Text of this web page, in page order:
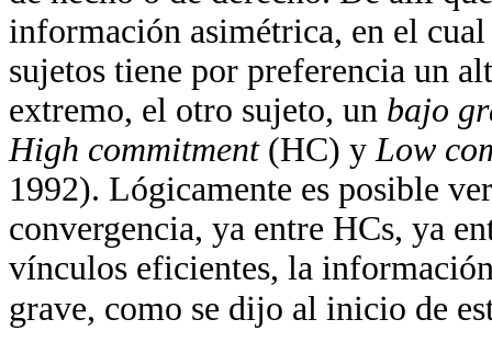
información asimétrica, en el
sujetos tiene por preferencia un
extremo, el otro sujeto, un bajo
High commitment (HC) yLow
1992). Lógicamente es posible
convergencia, ya entre HCs, ya
vínculos eficientes, la
grave, como se dijo al inicio de